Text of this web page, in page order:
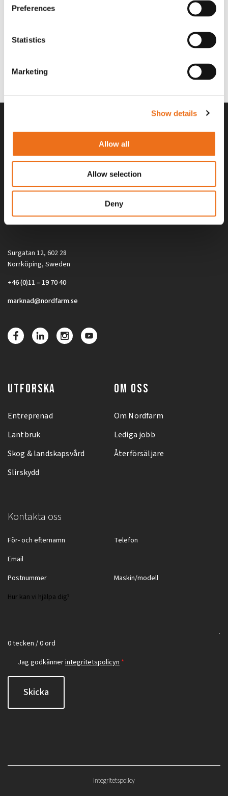
Preferences
Statistics
Marketing
Show details
Allow all
Allow selection
Deny
Lägg till i varukorg
Rotor teeth 8t/6k 7.5Gr/8 R6/14 Rotor teeth 8t/6k 0Gr/8 R6/14
Alla priser på tillbehör och tillval gäller vid köp av ny maskin. Priserna
gäller inte vid köp av enskild produkt, till exempel
Surgatan 12, 602 28
Norrköping, Sweden
+46 (0)11 – 19 70 40
marknad@nordfarm.se
UTFORSKA
Entreprenad
Lantbruk
Skog & landskapsvård
Slirskydd
OM OSS
Om Nordfarm
Lediga jobb
Återförsäljare
Kontakta oss
0 tecken / 0 ord
Jag godkännerintegritetspolicyn *
Skicka
Integritetspolicy